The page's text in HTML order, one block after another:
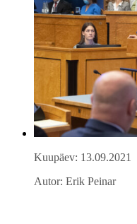
Kuupäev: 13.09.2021
Autor: Erik Peinar